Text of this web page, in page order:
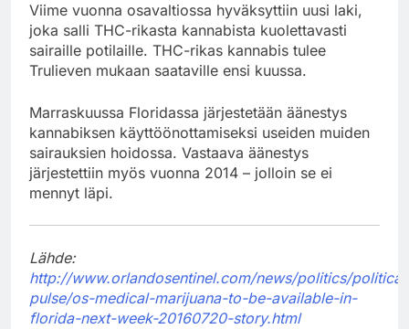
Viime vuonna osavaltiossa hyväksyttiin uusi laki,
joka salli THC-rikasta kannabista kuolettavasti
sairaille potilaille. THC-rikas kannabis tulee
Trulieven mukaan saataville ensi kuussa.
Marraskuussa Floridassa järjestetään äänestys
kannabiksen käyttöönottamiseksi useiden muiden
sairauksien hoidossa. Vastaava äänestys
järjestettiin myös vuonna 2014 – jolloin se ei
mennyt läpi.
Lähde:
http://www.orlandosentinel.com/news/politics/
pulse/os-medical-marijuana-to-be-available-in-
florida-next-week-20160720-story.html